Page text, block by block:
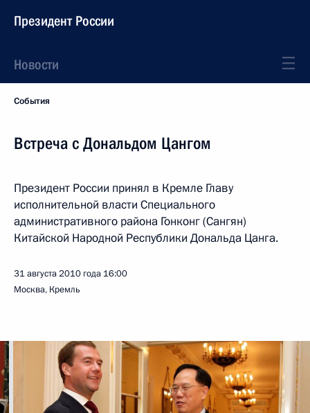
Президент России
Новости
События
Встреча с Дональдом Цангом
Президент России принял в Кремле Главу
исполнительной власти Специального
административного района Гонконг (Сангян)
Китайской Народной Республики Дональда Цанга.
31 августа 2010 года 16:00
Москва, Кремль